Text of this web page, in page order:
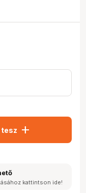
tesz add
kattintson ide!